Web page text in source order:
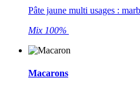
Pâte jaune multi usages :
Mix 100%
Macarons